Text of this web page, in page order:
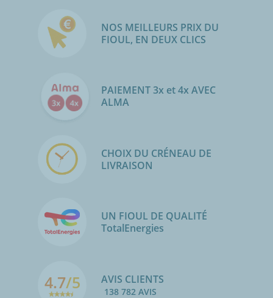
NOS MEILLEURS PRIX DU
FIOUL, EN DEUX CLICS
PAIEMENT 3x et 4x AVEC
ALMA
CHOIX DU CRÉNEAU DE
LIVRAISON
UN FIOUL DE QUALITÉ
TotalEnergies
4.7/5 AVIS CLIENTS
138 782 AVIS